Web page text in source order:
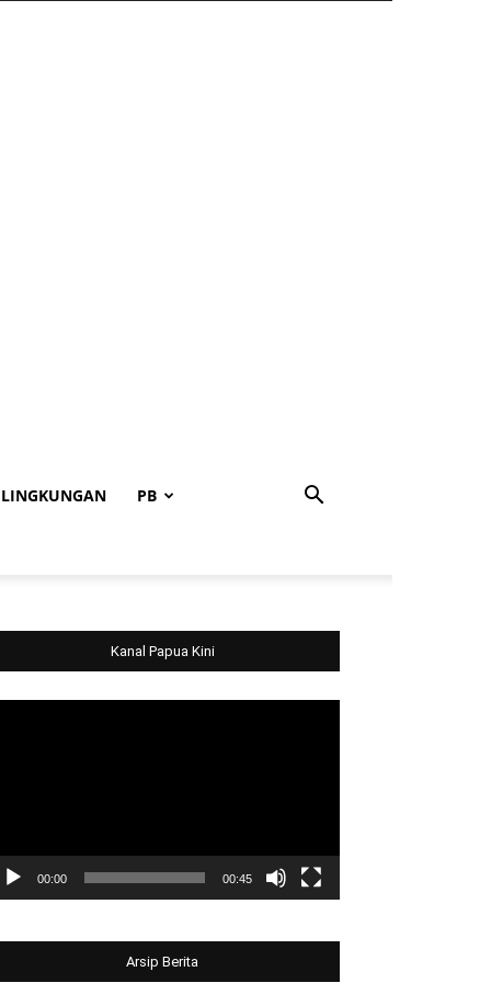
LINGKUNGAN PB
Kanal Papua Kini
00:00 00:45
Arsip Berita